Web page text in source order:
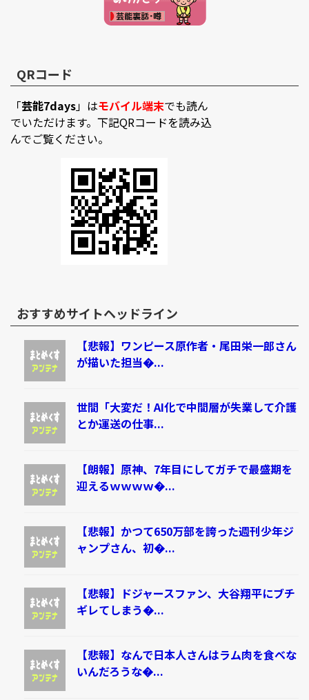
QRコード
「芸能7days」はモバイル端末でも読ん
でいただけます。下記QRコードを読み込
んでご覧ください。
おすすめサイトヘッドライン
【悲報】ワンピース原作者・尾田栄一郎さん
が描いた担当�...
世間「大変だ！AI化で中間層が失業して介護
とか運送の仕事...
【朗報】原神、7年目にしてガチで最盛期を
迎えるｗｗｗｗ�...
【悲報】かつて650万部を誇った週刊少年ジ
ャンプさん、初�...
【悲報】ドジャースファン、大谷翔平にブチ
ギレてしまう�...
【悲報】なんで日本人さんはラム肉を食べな
いんだろうな�...